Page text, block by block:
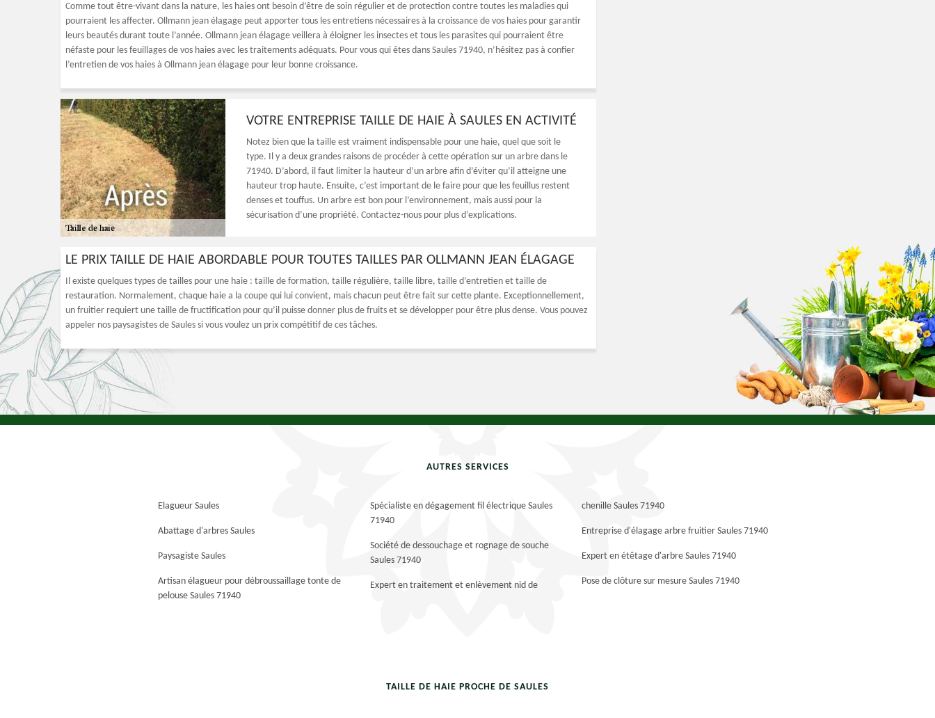
Comme tout être-vivant dans la nature, les haies ont besoin d’être de soin régulier et de protection contre toutes les maladies qui
pourraient les affecter. Ollmann jean élagage peut apporter tous les entretiens nécessaires à la croissance de vos haies pour garantir
leurs beautés durant toute l’année. Ollmann jean élagage veillera à éloigner les insectes et tous les parasites qui pourraient être
néfaste pour les feuillages de vos haies avec les traitements adéquats. Pour vous qui êtes dans Saules 71940, n’hésitez pas à confier
l’entretien de vos haies à Ollmann jean élagage pour leur bonne croissance.
VOTRE ENTREPRISE TAILLE DE HAIE À SAULES EN ACTIVITÉ
Notez bien que la taille est vraiment indispensable pour une haie, quel que soit le
type. Il y a deux grandes raisons de procéder à cette opération sur un arbre dans le
71940. D’abord, il faut limiter la hauteur d’un arbre afin d’éviter qu’il atteigne une
hauteur trop haute. Ensuite, c’est important de le faire pour que les feuillus restent
denses et touffus. Un arbre est bon pour l’environnement, mais aussi pour la
sécurisation d’une propriété. Contactez-nous pour plus d’explications.
LE PRIX TAILLE DE HAIE ABORDABLE POUR TOUTES TAILLES PAR OLLMANN JEAN ÉLAGAGE
Il existe quelques types de tailles pour une haie : taille de formation, taille régulière, taille libre, taille d’entretien et taille de
restauration. Normalement, chaque haie a la coupe qui lui convient, mais chacun peut être fait sur cette plante. Exceptionnellement,
un fruitier requiert une taille de fructification pour qu’il puisse donner plus de fruits et se développer pour être plus dense. Vous pouvez
appeler nos paysagistes de Saules si vous voulez un prix compétitif de ces tâches.
AUTRES SERVICES
Elagueur Saules
Abattage d'arbres Saules
Paysagiste Saules
Artisan élagueur pour débroussaillage tonte de
pelouse Saules 71940
Spécialiste en dégagement fil électrique Saules
71940
Société de dessouchage et rognage de souche
Saules 71940
Expert en traitement et enlèvement nid de
chenille Saules 71940
Entreprise d'élagage arbre fruitier Saules 71940
Expert en étêtage d'arbre Saules 71940
Pose de clôture sur mesure Saules 71940
TAILLE DE HAIE PROCHE DE SAULES